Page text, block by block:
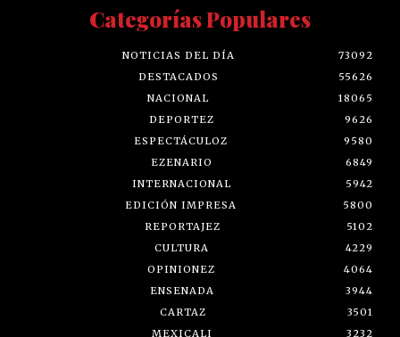
Categorías Populares
NOTICIAS DEL DÍA
73092
DESTACADOS
55626
NACIONAL
18065
DEPORTEZ
9626
ESPECTÁCULOZ
9580
EZENARIO
6849
INTERNACIONAL
5942
EDICIÓN IMPRESA
5800
REPORTAJEZ
5102
CULTURA
4229
OPINIONEZ
4064
ENSENADA
3944
CARTAZ
3501
MEXICALI
3232